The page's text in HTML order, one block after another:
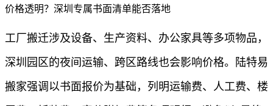
价格透明？深圳专属书面清单能否落地
工厂搬迁涉及设备、生产资料、办公家具等多项物品，
深圳园区的夜间运输、跨区路线也会影响价格。陆特易
搬家强调以书面报价为基础，列明运输费、人工费、楼